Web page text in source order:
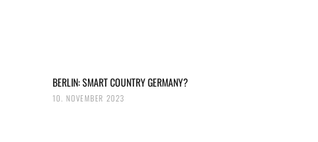
BERLIN: SMART COUNTRY GERMANY?
10. NOVEMBER 2023